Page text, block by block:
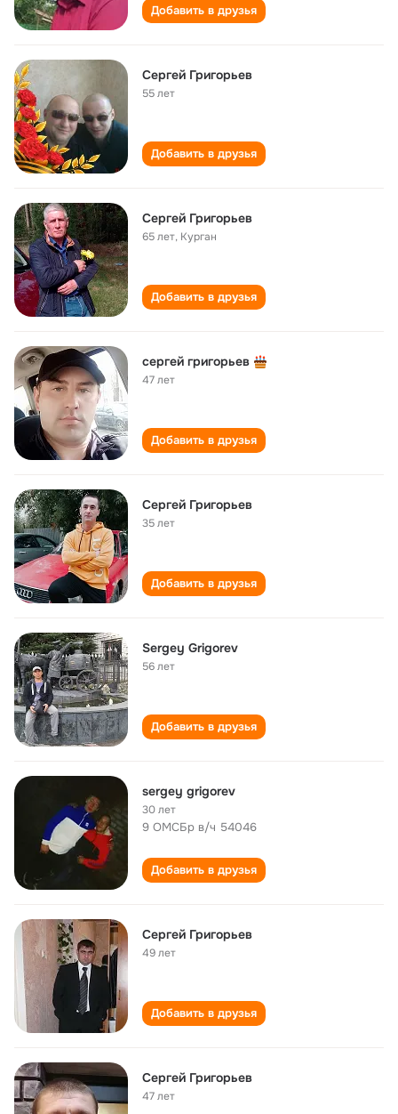
Добавить в друзья
Сергей Григорьев
55 лет
Добавить в друзья
Сергей Григорьев
65 лет, Курган
Добавить в друзья
сергей григорьев
47 лет
Добавить в друзья
Сергей Григорьев
35 лет
Добавить в друзья
Sergey Grigorev
56 лет
Добавить в друзья
sergey grigorev
30 лет
9 ОМСБр в/ч 54046
Добавить в друзья
Сергей Григорьев
49 лет
Добавить в друзья
Сергей Григорьев
47 лет